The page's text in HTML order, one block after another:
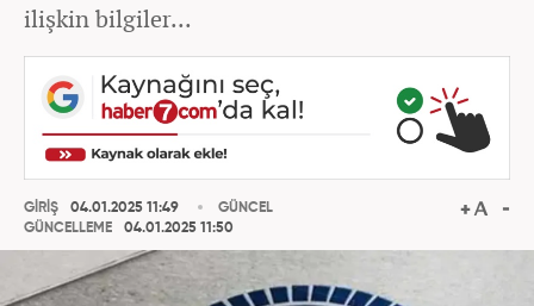
ilişkin bilgiler...
GİRİŞ
04.01.2025 11:49
GÜNCELLEME
04.01.2025 11:50
GÜNCEL